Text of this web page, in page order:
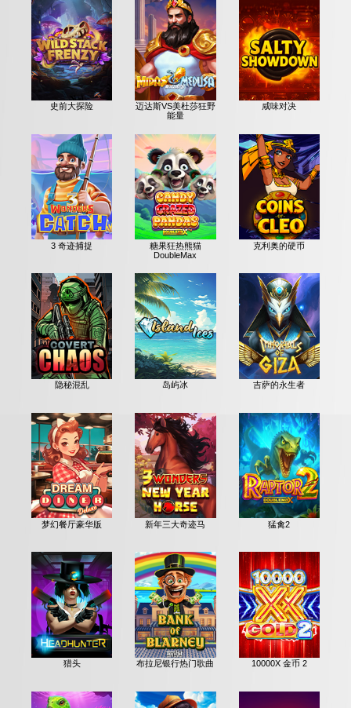
史前大探险
迈达斯VS美杜莎狂野
能量
咸味对决
3 奇迹捕捉
糖果狂热熊猫
DoubleMax
克利奥的硬币
隐秘混乱 岛屿冰 吉萨的永生者
梦幻餐厅豪华版 新年三大奇迹马 猛禽2
猎头 布拉尼银行热门歌曲 10000X 金币 2